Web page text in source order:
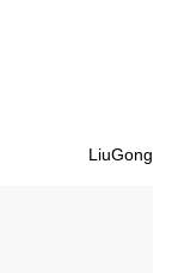
LiuGong